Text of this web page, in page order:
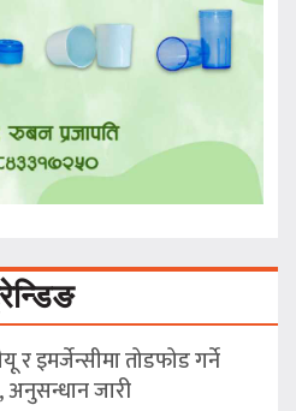
इमर्जेन्सीमा तोडफोड गर्ने
अनुसन्धान जारी